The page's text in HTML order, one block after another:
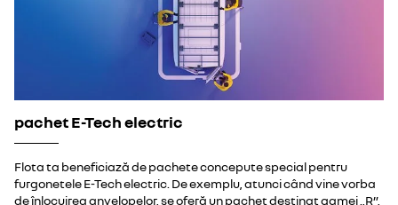
pachet E-Tech electric
Flota ta beneficiază de pachete concepute special pentru
furgonetele E-Tech electric. De exemplu, atunci când vine vorba
de înlocuirea anvelopelor, se oferă un pachet destinat gamei „R”,